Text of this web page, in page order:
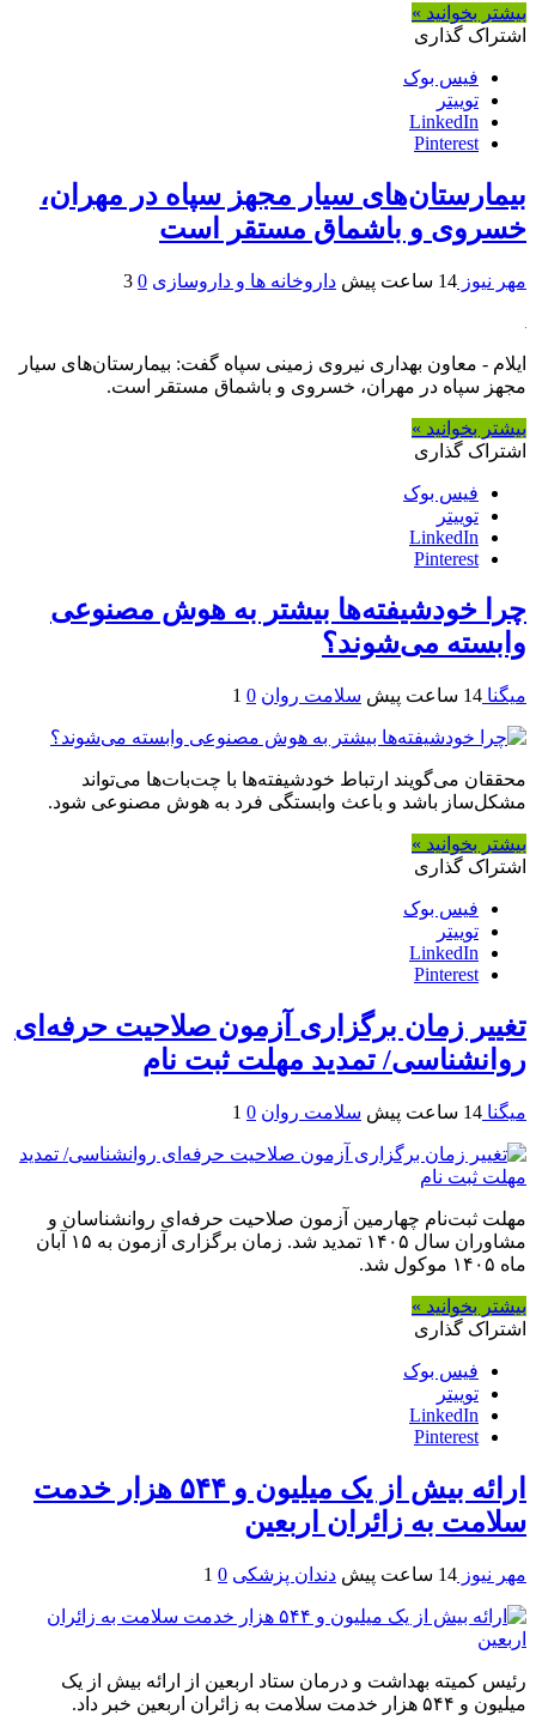
بیشتر بخوانید »
اشتراک گذاری
فیس بوک
توییتر
LinkedIn
Pinterest
بیمارستان‌های سیار مجهز سپاه در مهران،
خسروی و باشماق مستقر است
مهر نیوز 14 ساعت پیش داروخانه ها و داروسازی 0
3
ایلام - معاون بهداری نیروی زمینی سپاه گفت: بیمارستان‌های سیار
مجهز سپاه در مهران، خسروی و باشماق مستقر است.
بیشتر بخوانید »
اشتراک گذاری
فیس بوک
توییتر
LinkedIn
Pinterest
چرا خودشیفته‌ها بیشتر به هوش مصنوعی
وابسته می‌شوند؟
میگنا 14 ساعت پیش سلامت روان 0
1
محققان می‌گویند ارتباط خودشیفته‌ها با چت‌بات‌ها می‌تواند
مشکل‌ساز باشد و باعث وابستگی فرد به هوش مصنوعی شود.
بیشتر بخوانید »
اشتراک گذاری
فیس بوک
توییتر
LinkedIn
Pinterest
تغییر زمان برگزاری آزمون صلاحیت حرفه‌ای
روانشناسی/ تمدید مهلت ثبت‌ نام
میگنا 14 ساعت پیش سلامت روان 0
1
مهلت ثبت‌نام چهارمین آزمون صلاحیت حرفه‌ای روانشناسان و
مشاوران سال ۱۴۰۵ تمدید شد. زمان برگزاری آزمون به ۱۵ آبان
ماه ۱۴۰۵ موکول شد.
بیشتر بخوانید »
اشتراک گذاری
فیس بوک
توییتر
LinkedIn
Pinterest
ارائه بیش از یک میلیون و ۵۴۴ هزار خدمت
سلامت به زائران اربعین
مهر نیوز 14 ساعت پیش دندان پزشکی 0
1
رئیس کمیته بهداشت و درمان ستاد اربعین از ارائه بیش از یک
میلیون و ۵۴۴ هزار خدمت سلامت به زائران اربعین خبر داد.